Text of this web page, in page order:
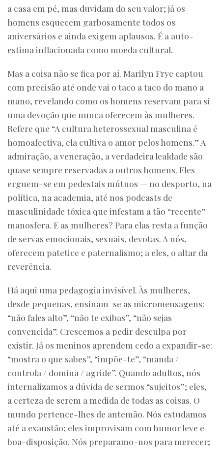
a casa em pé, mas duvidam do seu valor; já os
homens esquecem garbosamente todos os
aniversários e ainda exigem aplausos. É a auto-
estima inflacionada como moeda cultural.
Mas a coisa não se fica por aí. Marilyn Frye captou
com precisão até onde vai o taco a taco do mano a
mano, revelando como os homens reservam para si
uma devoção que nunca oferecem às mulheres.
Refere que “A cultura heterossexual masculina é
homoafectiva, ela cultiva o amor pelos homens.” A
admiração, a veneração, a verdadeira lealdade são
quase sempre reservadas a outros homens. Eles
erguem-se em pedestais mútuos — no desporto, na
política, na academia, até nos podcasts de
masculinidade tóxica que infestam a tão “recente”
manosfera. E as mulheres? Para elas resta a função
de servas emocionais, sexuais, devotas. A nós,
oferecem patetice e paternalismo; a eles, o altar da
reverência.
Há aqui uma pedagogia invisível. Às mulheres,
desde pequenas, ensinam-se as micromensagens:
“não fales alto”, “não te exibas”, “não sejas
convencida”. Crescemos a pedir desculpa por
existir. Já os meninos aprendem cedo a expandir-se:
“mostra o que sabes”, “impõe-te”, “manda /
controla / domina / agride”. Quando adultos, nós
internalizamos a dúvida de sermos “sujeitos”; eles,
a certeza de serem a medida de todas as coisas. O
mundo pertence-lhes de antemão. Nós estudamos
até a exaustão; eles improvisam com humor leve e
boa-disposição. Nós preparamo-nos para merecer;